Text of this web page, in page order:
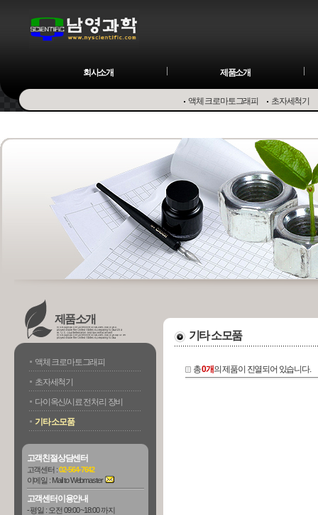
회사소개 제품소개
액체 크로마토그래피 초자세척기
제품소개
액체 크로마토그래피
초자세척기
다이옥신/시료 전처리 장비
기타 소모품
고객친절상담센터
고객센터 :02-564-7642
이메일 : Mail to Webmaster
고객센터이용안내
- 평일 : 오전 09:00 ~18:00 까지
기타 소모품
총0개의 제품이 진열되어 있습니다.